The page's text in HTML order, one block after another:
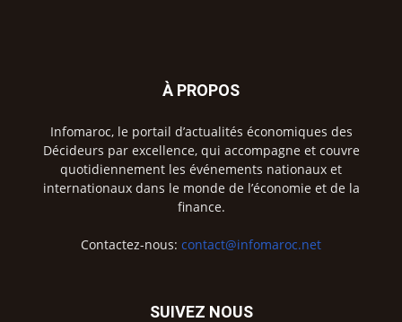
À PROPOS
Infomaroc, le portail d’actualités économiques des
Décideurs par excellence, qui accompagne et couvre
quotidiennement les événements nationaux et
internationaux dans le monde de l’économie et de la
finance.
Contactez-nous: contact@infomaroc.net
SUIVEZ NOUS